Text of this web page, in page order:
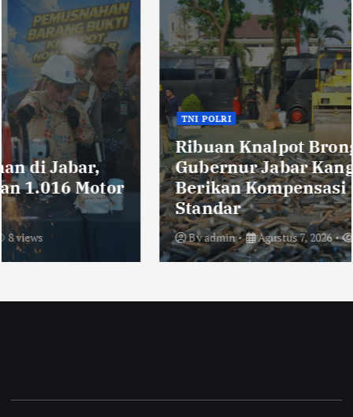
TNI POLRI
Ribuan Knalpot Brong Disita Polisi,
Gubernur Jabar Kang Dedi Bakal
Berikan Kompensasi Knalpot
Standar
By Agustus 7, 2026 10 views